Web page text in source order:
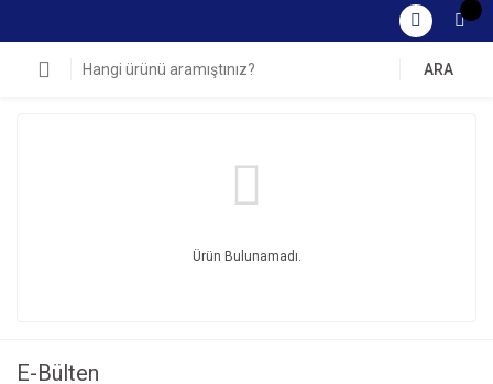
ARA
Ürün Bulunamadı.
E-Bülten